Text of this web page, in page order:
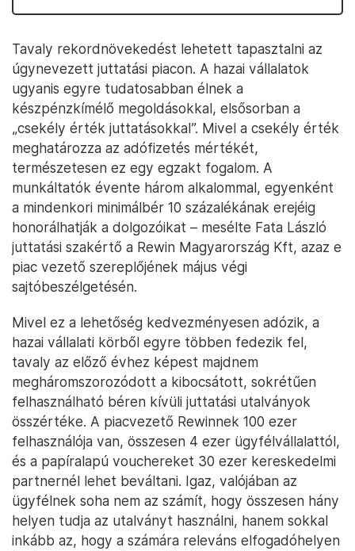
Tavaly rekordnövekedést lehetett tapasztalni az
úgynevezett juttatási piacon. A hazai vállalatok
ugyanis egyre tudatosabban élnek a
készpénzkímélő megoldásokkal, elsősorban a
„csekély érték juttatásokkal”. Mivel a csekély érték
meghatározza az adófizetés mértékét,
természetesen ez egy egzakt fogalom. A
munkáltatók évente három alkalommal, egyenként
a mindenkori minimálbér 10 százalékának erejéig
honorálhatják a dolgozóikat – mesélte Fata László
juttatási szakértő a Rewin Magyarország Kft, azaz e
piac vezető szereplőjének május végi
sajtóbeszélgetésén.
Mivel ez a lehetőség kedvezményesen adózik, a
hazai vállalati körből egyre többen fedezik fel,
tavaly az előző évhez képest majdnem
megháromszorozódott a kibocsátott, sokrétűen
felhasználható béren kívüli juttatási utalványok
összértéke. A piacvezető Rewinnek 100 ezer
felhasználója van, összesen 4 ezer ügyfélvállalattól,
és a papíralapú vouchereket 30 ezer kereskedelmi
partnernél lehet beváltani. Igaz, valójában az
ügyfélnek soha nem az számít, hogy összesen hány
helyen tudja az utalványt használni, hanem sokkal
inkább az, hogy a számára releváns elfogadóhelyen